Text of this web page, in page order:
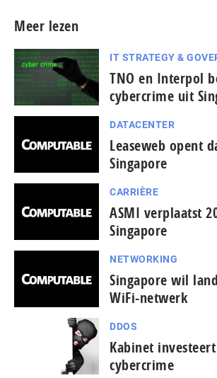
Meer lezen
IT STRATEGY &
TNO en Interpol
cybercrime uit
DATACENTER
Leaseweb opent
Singapore
CARRIÈRE
ASMI verplaatst
Singapore
NETWORKING
Singapore wil
WiFi-netwerk
DDOS
Kabinet
cybercrime